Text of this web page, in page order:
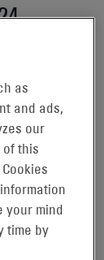
di
di
NexSys® a
di caramelle
è uno dei
la
nel centro di
sede a
as
and ads,
our
this
your mind
time by